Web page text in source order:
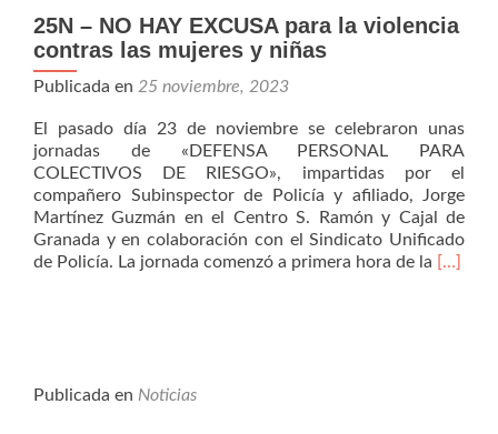
25N – NO HAY EXCUSA para la violencia
contras las mujeres y niñas
Publicada en 25 noviembre, 2023
El pasado día 23 de noviembre se celebraron unas
jornadas de «DEFENSA PERSONAL PARA
COLECTIVOS DE RIESGO», impartidas por el
compañero Subinspector de Policía y afiliado, Jorge
Martínez Guzmán en el Centro S. Ramón y Cajal de
Granada y en colaboración con el Sindicato Unificado
de Policía. La jornada comenzó a primera hora de la Leer
[…]
Publicada en Noticias